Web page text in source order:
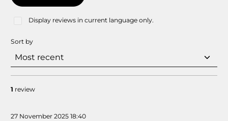
Display reviews in current language only.
Sort by
1 review
27 November 2025 18:40